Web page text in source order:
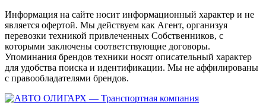
Информация на сайте носит информационный характер и не
является офертой. Мы действуем как Агент, организуя
перевозки техникой привлеченных Собственников, с
которыми заключены соответствующие договоры.
Упоминания брендов техники носят описательный характер
для удобства поиска и идентификации. Мы не аффилированы
с правообладателями брендов.